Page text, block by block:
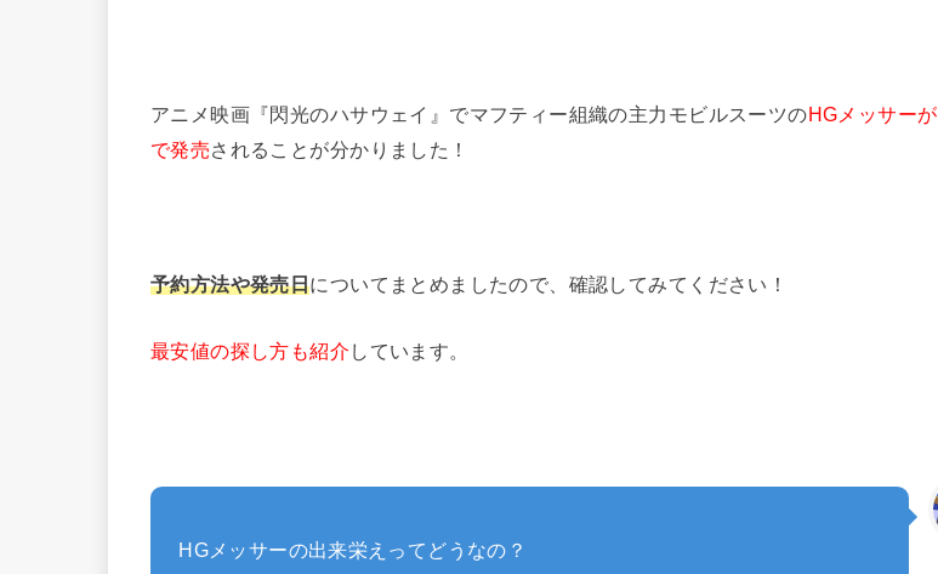
アニメ映画『閃光のハサウェイ』でマフティー組織の主力モビルスーツのHGメッサー
で発売されることが分かりました！
予約方法や発売日についてまとめましたので、確認してみてください！
最安値の探し方も紹介 しています。
HGメッサーの出来栄えってどうなの？